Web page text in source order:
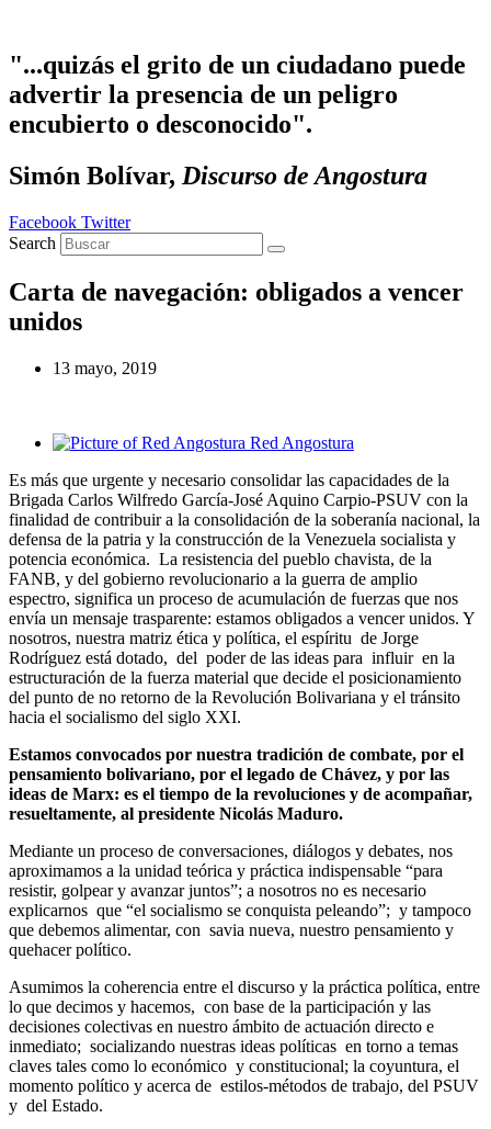
contenido
"...quizás el grito de un ciudadano puede
advertir la presencia de un peligro
encubierto o desconocido".
Simón Bolívar, Discurso de Angostura
Facebook Twitter
Search
Carta de navegación: obligados a vencer
unidos
13 mayo, 2019
Red Angostura
Es más que urgente y necesario consolidar las capacidades de la
Brigada Carlos Wilfredo García-José Aquino Carpio-PSUV con la
finalidad de contribuir a la consolidación de la soberanía nacional, la
defensa de la patria y la construcción de la Venezuela socialista y
potencia económica. La resistencia del pueblo chavista, de la
FANB, y del gobierno revolucionario a la guerra de amplio
espectro, significa un proceso de acumulación de fuerzas que nos
envía un mensaje trasparente: estamos obligados a vencer unidos. Y
nosotros, nuestra matriz ética y política, el espíritu de Jorge
Rodríguez está dotado, del poder de las ideas para influir en la
estructuración de la fuerza material que decide el posicionamiento
del punto de no retorno de la Revolución Bolivariana y el tránsito
hacia el socialismo del siglo XXI.
Estamos convocados por nuestra tradición de combate, por el
pensamiento bolivariano, por el legado de Chávez, y por las
ideas de Marx: es el tiempo de la revoluciones y de acompañar,
resueltamente, al presidente Nicolás Maduro.
Mediante un proceso de conversaciones, diálogos y debates, nos
aproximamos a la unidad teórica y práctica indispensable “para
resistir, golpear y avanzar juntos”; a nosotros no es necesario
explicarnos que “el socialismo se conquista peleando”; y tampoco
que debemos alimentar, con savia nueva, nuestro pensamiento y
quehacer político.
Asumimos la coherencia entre el discurso y la práctica política, entre
lo que decimos y hacemos, con base de la participación y las
decisiones colectivas en nuestro ámbito de actuación directo e
inmediato; socializando nuestras ideas políticas en torno a temas
claves tales como lo económico y constitucional; la coyuntura, el
momento político y acerca de estilos-métodos de trabajo, del PSUV
y del Estado.